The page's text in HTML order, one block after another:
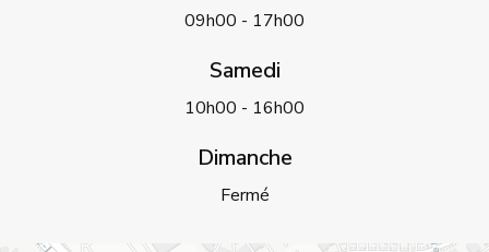
09h00 - 17h00
Samedi
10h00 - 16h00
Dimanche
Fermé